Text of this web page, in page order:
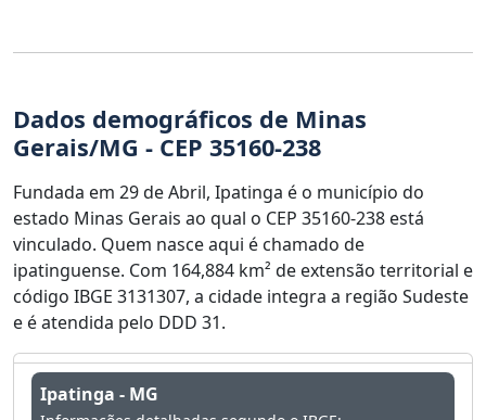
Dados demográficos de Minas
Gerais/MG - CEP 35160-238
Fundada em 29 de Abril, Ipatinga é o município do
estado Minas Gerais ao qual o CEP 35160-238 está
vinculado. Quem nasce aqui é chamado de
ipatinguense. Com 164,884 km² de extensão territorial e
código IBGE 3131307, a cidade integra a região Sudeste
e é atendida pelo DDD 31.
Ipatinga - MG